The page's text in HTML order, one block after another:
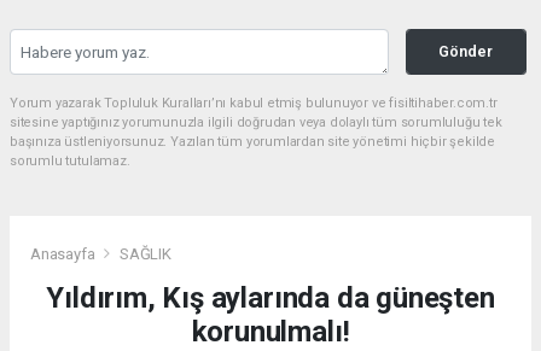
Gönder
Yorum yazarak Topluluk Kuralları’nı kabul etmiş bulunuyor ve fisiltihaber.com.tr
sitesine yaptığınız yorumunuzla ilgili doğrudan veya dolaylı tüm sorumluluğu tek
başınıza üstleniyorsunuz. Yazılan tüm yorumlardan site yönetimi hiçbir şekilde
sorumlu tutulamaz.
Anasayfa SAĞLIK
Yıldırım, Kış aylarında da güneşten
korunulmalı!